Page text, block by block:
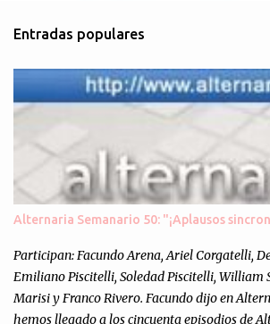
Entradas populares
Alternaria Semanario 50: "¡Aplausos
Participan: Facundo Arena, Ariel Corgatelli,
Emiliano Piscitelli, Soledad Piscitelli, William
Marisi y Franco Rivero. Facundo dijo en
hemos llegado a los cincuenta episodios de